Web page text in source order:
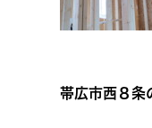
帯広市西８条